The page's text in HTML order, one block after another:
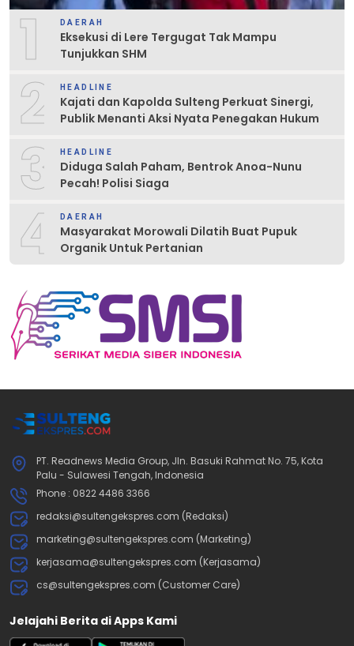
1 DAERAH
Eksekusi di Lere Tergugat Tak Mampu
Tunjukkan SHM
2 HEADLINE
Kajati dan Kapolda Sulteng Perkuat Sinergi,
Publik Menanti Aksi Nyata Penegakan Hukum
3 HEADLINE
Diduga Salah Paham, Bentrok Anoa-Nunu
Pecah! Polisi Siaga
4 DAERAH
Masyarakat Morowali Dilatih Buat Pupuk
Organik Untuk Pertanian
PT. Readnews Media Group, Jln. Basuki Rahmat No. 75, Kota
Palu - Sulawesi Tengah, Indonesia
Phone : 0822 4486 3366
redaksi@sultengekspres.com (Redaksi)
marketing@sultengekspres.com (Marketing)
kerjasama@sultengekspres.com (Kerjasama)
cs@sultengekspres.com (Customer Care)
Jelajahi Berita di Apps Kami